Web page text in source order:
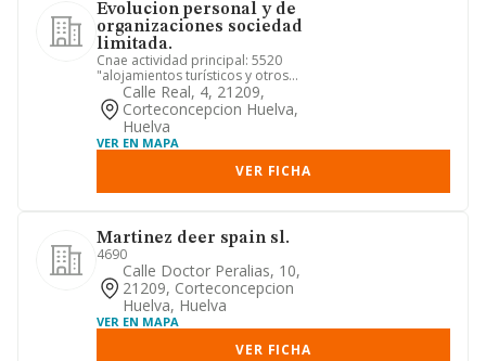
Evolucion personal y de
organizaciones sociedad
limitada.
Cnae actividad principal: 5520
"alojamientos turísticos y otros
alojamientos de corta estancia". 1....
Calle Real, 4, 21209,
Corteconcepcion Huelva,
Huelva
VER EN MAPA
VER FICHA
Martinez deer spain sl.
4690
Calle Doctor Peralias, 10,
21209, Corteconcepcion
Huelva, Huelva
VER EN MAPA
VER FICHA